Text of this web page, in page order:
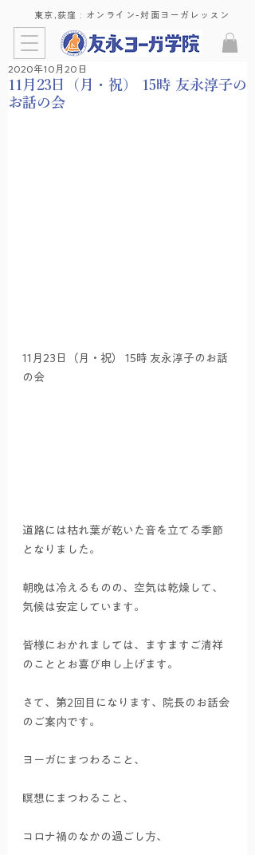
東京,荻窪 : ​オンライン-対面ヨーガレッスン
11月23日（月・祝） 15時 友永淳子の
お話の会
2020年10月20日
11月23日（月・祝） 15時 友永淳子のお話
の会
道路には枯れ葉が乾いた音を立てる季節
となりました。
朝晩は冷えるものの、空気は乾燥して、
気候は安定しています。
皆様におかれましては、ますますご清祥
のこととお喜び申し上げます。
さて、第2回目になります、院長のお話会
のご案内です。
ヨーガにまつわること、
瞑想にまつわること、
コロナ禍のなかの過ごし方、